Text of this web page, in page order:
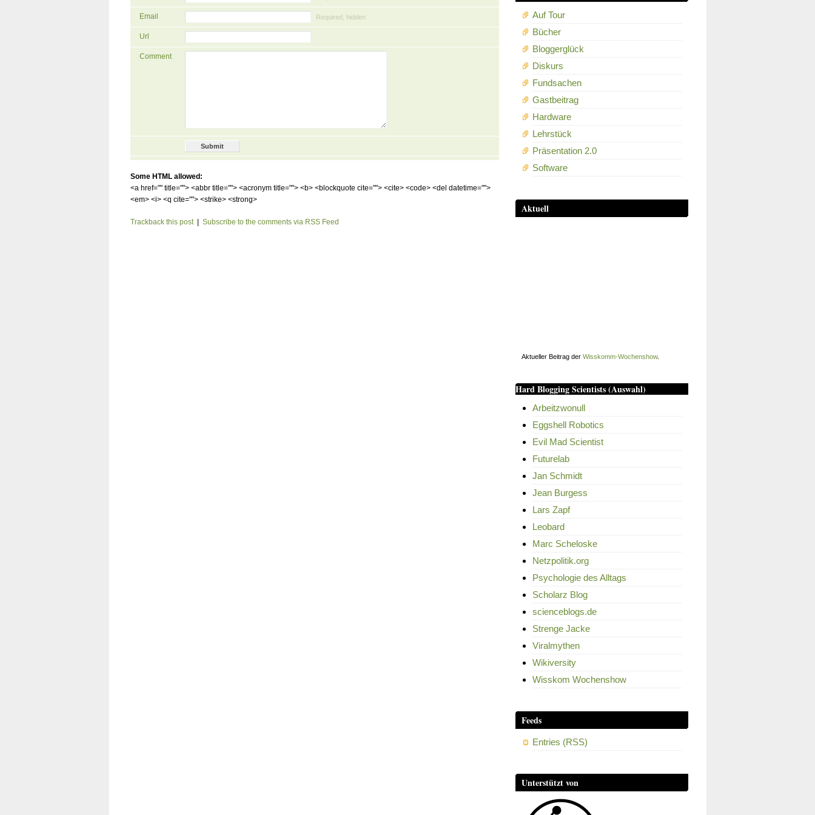
Email Required, hidden
Url
Comment
Some HTML allowed:
<a href="" title=""> <abbr title=""> <acronym title=""> <b> <blockquote cite=""> <cite> <code> <del datetime="">
<em> <i> <q cite=""> <strike> <strong>
Trackback this post| Subscribe to the comments via RSS Feed
Auf Tour
Bücher
Bloggerglück
Diskurs
Fundsachen
Gastbeitrag
Hardware
Lehrstück
Präsentation 2.0
Software
Aktuell
Aktueller Beitrag der Wisskomm-Wochenshow.
Hard Blogging Scientists (Auswahl)
Arbeitzwonull
Eggshell Robotics
Evil Mad Scientist
Futurelab
Jan Schmidt
Jean Burgess
Lars Zapf
Leobard
Marc Scheloske
Netzpolitik.org
Psychologie des Alltags
Scholarz Blog
scienceblogs.de
Strenge Jacke
Viralmythen
Wikiversity
Wisskom Wochenshow
Feeds
Entries (RSS)
Unterstützt von